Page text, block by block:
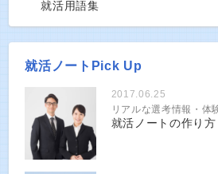
就活用語集
就活ノートPick Up
2017.06.25
リアルな選考情報・体
就活ノートの作り方